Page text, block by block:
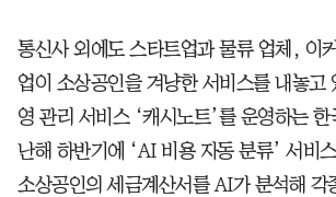
통신사 외에도 스타트업과 물류 업체, 이
업이 소상공인을 겨냥한 서비스를 내놓고
영 관리 서비스 ‘캐시노트’를 운영하는 한
난해 하반기에 ‘AI 비용 자동 분류’ 서비
소상공인의 세금계산서를 AI가 분석해 각